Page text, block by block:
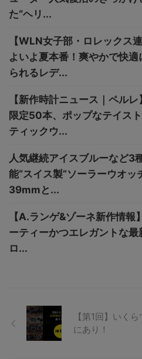
た“ヘリ...
【WLN女子部・ロレックス
よいよ夏本番！爽やかで快適
られるレデ...
【新作時計ニュース｜ペル
限定50本、ポップなテイス
ティックウ...
人気継続アイスブルーなど3
能“スイス製”ソーラーウオッ
39mmと...
【A.ランゲ&ゾーネ新作情報
ーティーかつエレガントな最
ロ...
【第1回】いく
にあり！